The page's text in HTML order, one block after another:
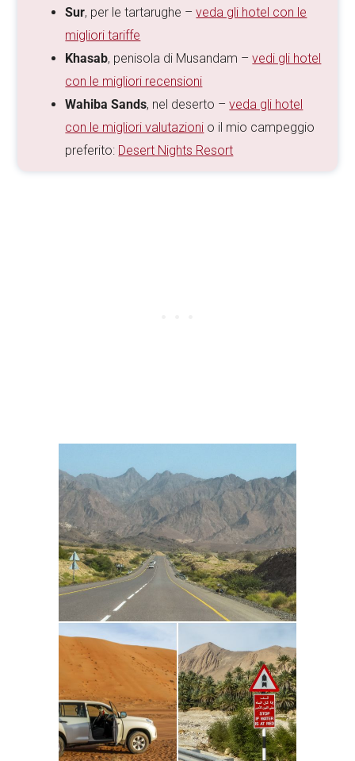
Sur, per le tartarughe –veda gli hotel con le
migliori tariffe
Khasab, penisola di Musandam –vedi gli hotel
con le migliori recensioni
Wahiba Sands, nel deserto –veda gli hotel
con le migliori valutazioni o il mio campeggio
preferito: Desert Nights Resort